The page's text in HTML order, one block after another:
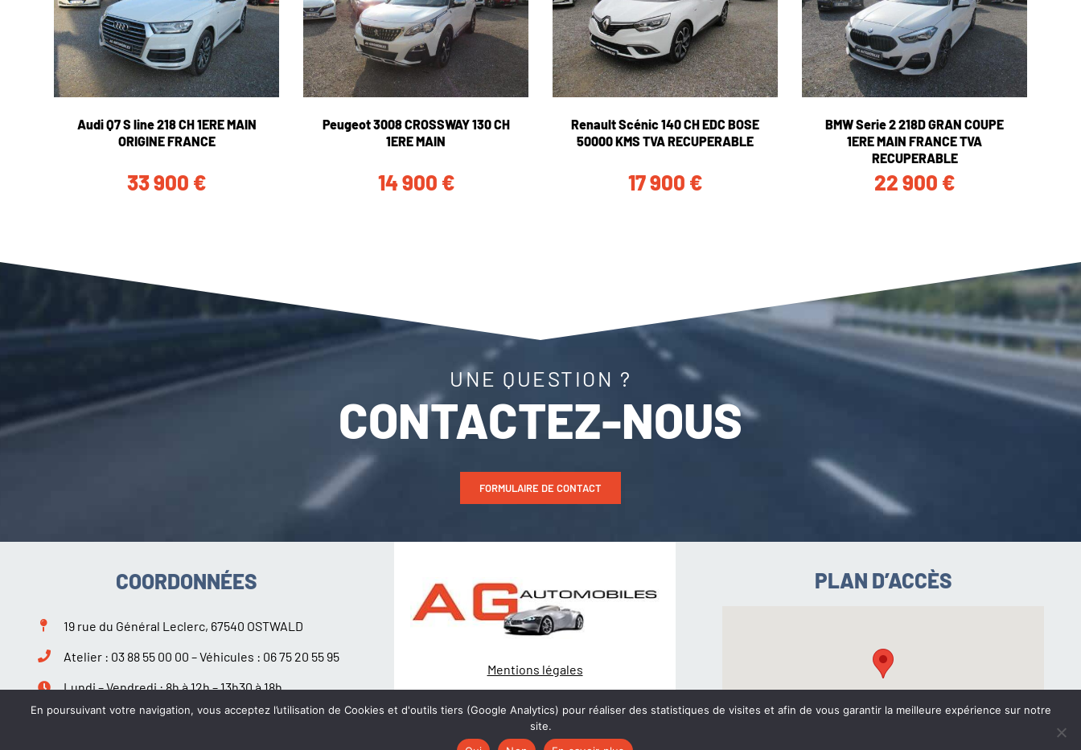
Audi Q7 S line 218 CH 1ERE MAIN
ORIGINE FRANCE
33 900 €
Peugeot 3008 CROSSWAY 130 CH
1ERE MAIN
14 900 €
Renault Scénic 140 CH EDC BOSE
50000 KMS TVA RECUPERABLE
17 900 €
BMW Serie 2 218D GRAN COUPE
1ERE MAIN FRANCE TVA
RECUPERABLE
22 900 €
UNE QUESTION ?
CONTACTEZ-NOUS
FORMULAIRE DE CONTACT
COORDONNÉES
19 rue du Général Leclerc, 67540 OSTWALD
Atelier : 03 88 55 00 00 – Véhicules : 06 75 20 55 95
Lundi – Vendredi : 8h à 12h – 13h30 à 18h
Samedi : 9h à 12h – 14h à 18h
Mentions légales
Politique de Confidentialité
© Création wiwacom
PLAN D’ACCÈS
En poursuivant votre navigation, vous acceptez l’utilisation de Cookies et d'outils tiers (Google Analytics) pour réaliser des statistiques de visites et afin de vous garantir la meilleure expérience sur notre
site.